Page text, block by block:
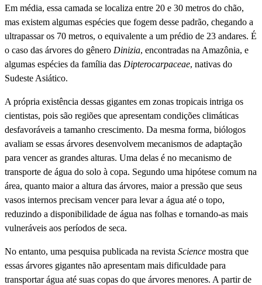
Em média, essa camada se localiza entre 20 e 30 metros do chão,
mas existem algumas espécies que fogem desse padrão, chegando a
ultrapassar os 70 metros, o equivalente a um prédio de 23 andares. É
o caso das árvores do gênero Dinizia, encontradas na Amazônia, e
algumas espécies da família das Dipterocarpaceae, nativas do
Sudeste Asiático.
A própria existência dessas gigantes em zonas tropicais intriga os
cientistas, pois são regiões que apresentam condições climáticas
desfavoráveis a tamanho crescimento. Da mesma forma, biólogos
avaliam se essas árvores desenvolvem mecanismos de adaptação
para vencer as grandes alturas. Uma delas é no mecanismo de
transporte de água do solo à copa. Segundo uma hipótese comum na
área, quanto maior a altura das árvores, maior a pressão que seus
vasos internos precisam vencer para levar a água até o topo,
reduzindo a disponibilidade de água nas folhas e tornando-as mais
vulneráveis aos períodos de seca.
No entanto, uma pesquisa publicada na revista Science mostra que
essas árvores gigantes não apresentam mais dificuldade para
transportar água até suas copas do que árvores menores. A partir de